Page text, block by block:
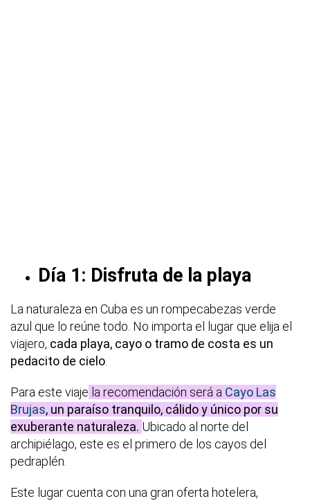
Día 1: Disfruta de la playa
La naturaleza en Cuba es un rompecabezas verde
azul que lo reúne todo. No importa el lugar que elija el
viajero, cada playa, cayo o tramo de costa es un
pedacito de cielo.
Para este viaje la recomendación será a Cayo Las
Brujas, un paraíso tranquilo, cálido y único por su
exuberante naturaleza. Ubicado al norte del
archipiélago, este es el primero de los cayos del
pedraplén.
Este lugar cuenta con una gran oferta hotelera,